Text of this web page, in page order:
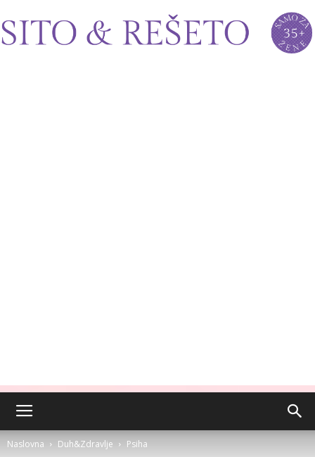
Naslovna Duh&Zdravlje Psiha